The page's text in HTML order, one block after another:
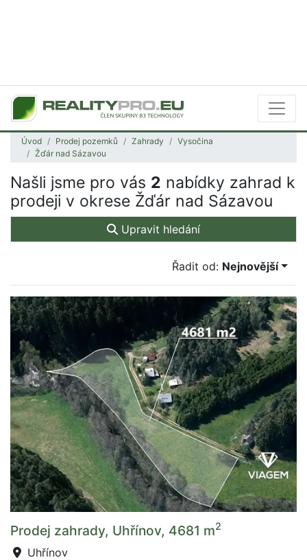
Úvod Prodej pozemků Zahrady
Vysočina
Žďár nad Sázavou
Našli jsme pro vás 2 nabídky zahrad k
prodeji v okrese Žďár nad Sázavou
Upravit hledání
Řadit od: Nejnovější
Prodej zahrady, Uhřínov, 4681 m2
Uhřínov